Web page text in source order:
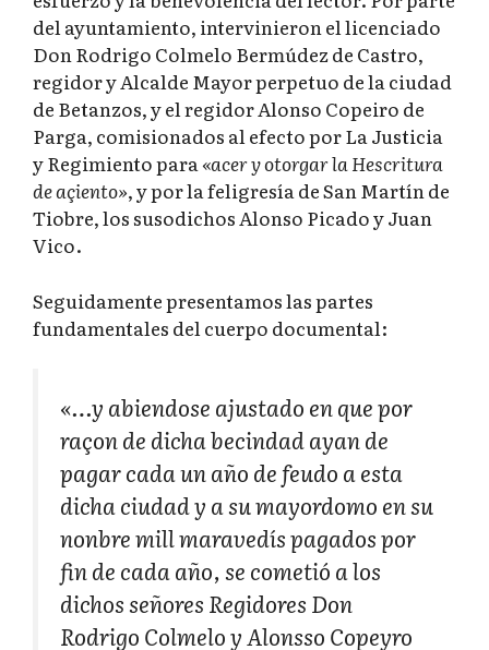
del ayuntamiento, intervinieron el licenciado
Don Rodrigo Colmelo Bermúdez de Castro,
regidor y Alcalde Mayor perpetuo de la ciudad
de Betanzos, y el regidor Alonso Copeiro de
Parga, comisionados al efecto por La Justicia
y Regimiento para«acer y otorgar la Hescritura
de açiento», y por la feligresía de San Martín de
Tiobre, los susodichos Alonso Picado y Juan
Vico.
Seguidamente presentamos las partes
fundamentales del cuerpo documental:
«…y abiendose ajustado en que por
raçon de dicha becindad ayan de
pagar cada un año de feudo a esta
dicha ciudad y a su mayordomo en su
nonbre mill maravedís pagados por
fin de cada año, se cometió a los
dichos señores Regidores Don
Rodrigo Colmelo y Alonsso Copeyro